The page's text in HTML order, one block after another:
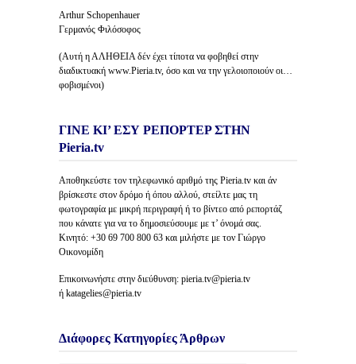
Arthur Schopenhauer
Γερμανός Φιλόσοφος
(Αυτή η ΑΛΗΘΕΙΑ δέν έχει τίποτα να φοβηθεί στην
διαδικτυακή www.Pieria.tv, όσο και να την γελοιοποιούν οι…
φοβισμένοι)
ΓΙΝΕ ΚΙ’ ΕΣΥ ΡΕΠΟΡΤΕΡ ΣΤΗΝ
Pieria.tv
Αποθηκεύστε τον τηλεφωνικό αριθμό της Pieria.tv και άν
βρίσκεστε στον δρόμο ή όπου αλλού, στείλτε μας τη
φωτογραφία με μικρή περιγραφή ή το βίντεο από ρεπορτάζ
που κάνατε για να το δημοσιεύσουμε με τ’ όνομά σας.
Κινητό: +30 69 700 800 63 και μιλήστε με τον Γιώργο
Οικονομίδη
Επικοινωνήστε στην διεύθυνση: pieria.tv@pieria.tv
ή katagelies@pieria.tv
Διάφορες Κατηγορίες Άρθρων